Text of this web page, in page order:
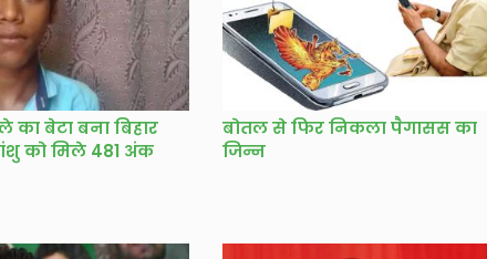
का बेटा बना बिहार
को मिले 481 अंक
बोतल से फिर निकला पैगासस का
जिन्न